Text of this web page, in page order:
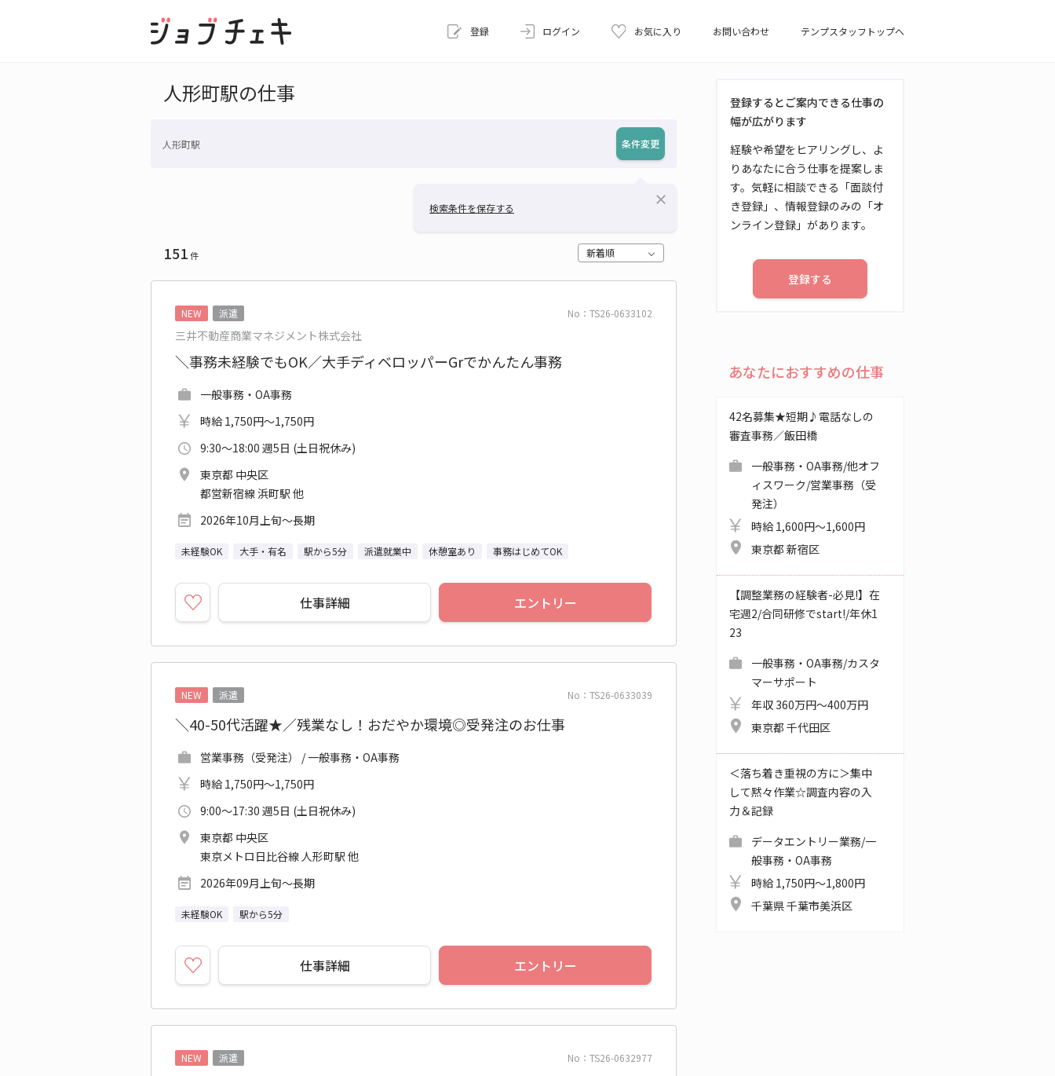
登録 ログイン お気に入り お問い合わせ テンプスタッフトップへ
人形町駅の仕事
人形町駅 条件変更
検索条件を保存する
close
151件 新着順
No：TS26-0633102
NEW 派遣
三井不動産商業マネジメント株式会社
＼事務未経験でもOK／大手ディベロッパーGrでかんたん事務
一般事務・OA事務
時給 1,750円～1,750円
9:30～18:00 週5日 (土日祝休み)
東京都 中央区
都営新宿線 浜町駅 他
2026年10月上旬～長期
未経験OK 大手・有名 駅から5分 派遣就業中 休憩室あり 事務はじめてOK
仕事詳細 エントリー
No：TS26-0633039
NEW 派遣
＼40-50代活躍★／残業なし！おだやか環境◎受発注のお仕事
営業事務（受発注） / 一般事務・OA事務
時給 1,750円～1,750円
9:00～17:30 週5日 (土日祝休み)
東京都 中央区
東京メトロ日比谷線 人形町駅 他
2026年09月上旬～長期
未経験OK 駅から5分
仕事詳細 エントリー
No：TS26-0632977
NEW 派遣
登録するとご案内できる仕事の
幅が広がります
経験や希望をヒアリングし、よ
りあなたに合う仕事を提案しま
す。気軽に相談できる「面談付
き登録」、情報登録のみの「オ
ンライン登録」があります。
登録する
あなたにおすすめの仕事
42名募集★短期♪電話なしの
審査事務／飯田橋
一般事務・OA事務/他オフ
ィスワーク/営業事務（受
発注）
時給 1,600円～1,600円
東京都 新宿区
【調整業務の経験者-必見!】在
宅週2/合同研修でstart!/年休1
23
一般事務・OA事務/カスタ
マーサポート
年収 360万円～400万円
東京都 千代田区
＜落ち着き重視の方に＞集中
して黙々作業☆調査内容の入
力＆記録
データエントリー業務/一
般事務・OA事務
時給 1,750円～1,800円
千葉県 千葉市美浜区